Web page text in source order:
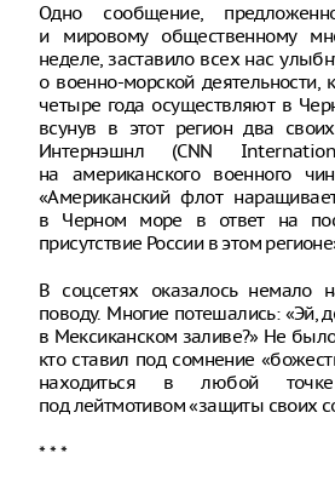
Одно сообщение,
и мировому общественному
неделе, заставило всех нас
о военно-морской деятельности,
четыре года осуществляют в
всунув в этот регион два
Интернэшнл (CNN
на американского военного
«Американский флот
в Черном море в ответ на
присутствие России в этом
В соцсетях оказалось немало
поводу. Многие потешались: «Эй,
в Мексиканском заливе?» Не
кто ставил под сомнение
находиться в любой
под лейтмотивом «защиты своих
* * *